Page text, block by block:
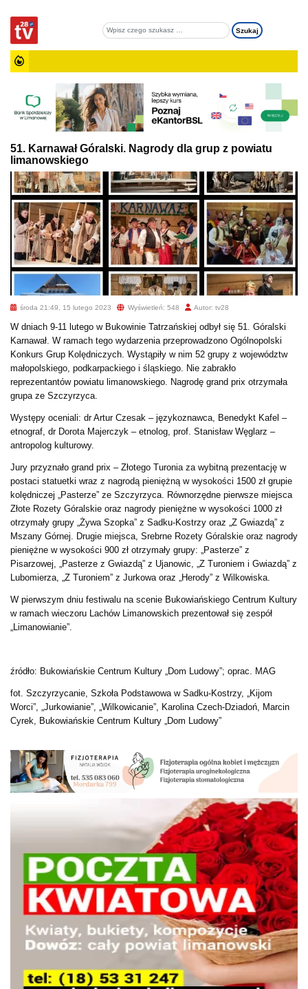
51. Karnawał Góralski. Nagrody dla grup z powiatu
limanowskiego
środa 21:49, 15 lutego 2023 Wyświetleń: 548 Autor: tv28
W dniach 9-11 lutego w Bukowinie Tatrzańskiej odbył się 51. Góralski
Karnawał. W ramach tego wydarzenia przeprowadzono Ogólnopolski
Konkurs Grup Kolędniczych. Wystąpiły w nim 52 grupy z województw
małopolskiego, podkarpackiego i śląskiego. Nie zabrakło
reprezentantów powiatu limanowskiego. Nagrodę grand prix otrzymała
grupa ze Szczyrzyca.
Występy oceniali: dr Artur Czesak – językoznawca, Benedykt Kafel –
etnograf, dr Dorota Majerczyk – etnolog, prof. Stanisław Węglarz –
antropolog kulturowy.
Jury przyznało grand prix – Złotego Turonia za wybitną prezentację w
postaci statuetki wraz z nagrodą pieniężną w wysokości 1500 zł grupie
kolędniczej „Pasterze” ze Szczyrzyca. Równorzędne pierwsze miejsca
Złote Rozety Góralskie oraz nagrody pieniężne w wysokości 1000 zł
otrzymały grupy „Żywa Szopka” z Sadku-Kostrzy oraz „Z Gwiazdą” z
Mszany Górnej. Drugie miejsca, Srebrne Rozety Góralskie oraz nagrody
pieniężne w wysokości 900 zł otrzymały grupy: „Pasterze” z
Pisarzowej, „Pasterze z Gwiazdą” z Ujanowic, „Z Turoniem i Gwiazdą” z
Lubomierza, „Z Turoniem” z Jurkowa oraz „Herody” z Wilkowiska.
W pierwszym dniu festiwalu na scenie Bukowiańskiego Centrum Kultury
w ramach wieczoru Lachów Limanowskich prezentował się zespół
„Limanowianie”.
źródło: Bukowiańskie Centrum Kultury „Dom Ludowy”; oprac. MAG
fot. Szczyrzycanie, Szkoła Podstawowa w Sadku-Kostrzy, „Kijom
Worci”, „Jurkowianie”, „Wilkowicanie”, Karolina Czech-Dziadoń, Marcin
Cyrek, Bukowiańskie Centrum Kultury „Dom Ludowy”